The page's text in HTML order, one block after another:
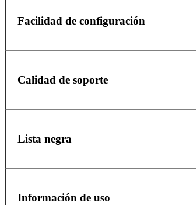
Facilidad de configuración
Calidad de soporte
Lista negra
Información de uso